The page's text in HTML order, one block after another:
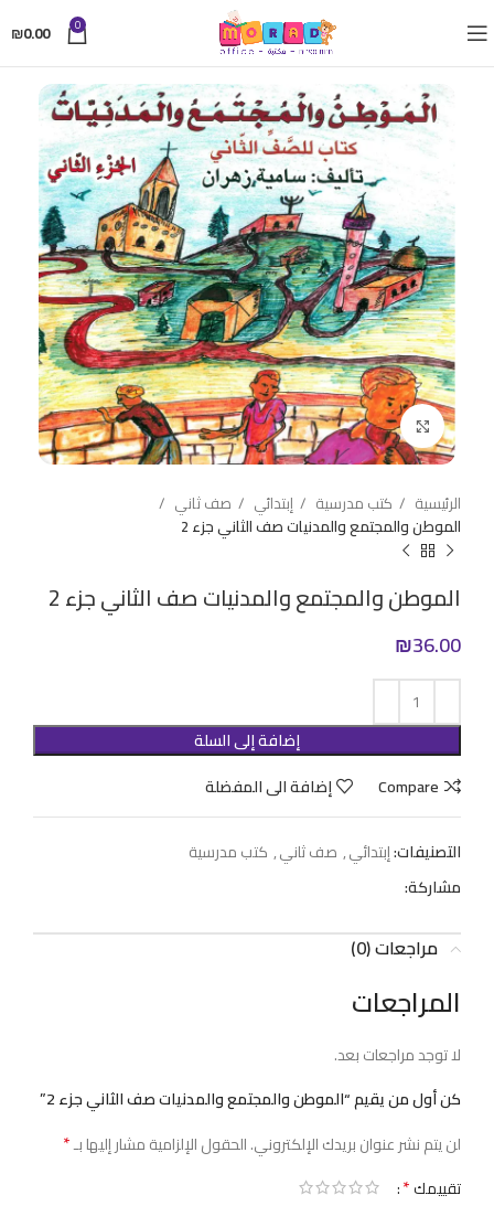
0
₪0.00
Click to enlarge
الرئيسية كتب مدرسية إبتدائي
صف ثاني
الموطن والمجتمع والمدنيات صف الثاني جزء 2
الموطن والمجتمع والمدنيات صف الثاني جزء 2
₪36.00
إضافة إلى السلة
Compare
إضافة الى المفضلة
التصنيفات:إبتدائي, صف ثاني, كتب مدرسية
مشاركة:
مراجعات (0)
المراجعات
لا توجد مراجعات بعد.
كن أول من يقيم “الموطن والمجتمع والمدنيات صف الثاني جزء 2”
لن يتم نشر عنوان بريدك الإلكتروني.الحقول الإلزامية مشار إليها بـ*
تقييمك*